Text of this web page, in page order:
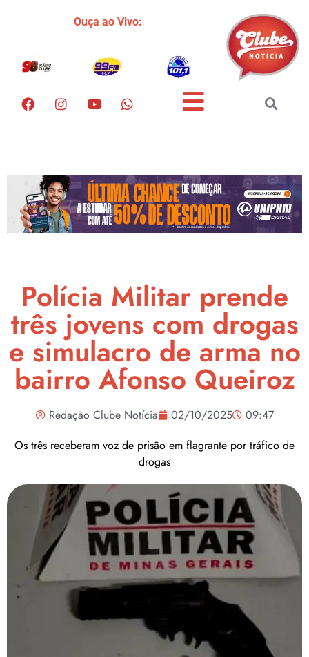
Ouça ao Vivo:
Polícia Militar prende
três jovens com drogas
e simulacro de arma no
bairro Afonso Queiroz
Redação Clube Notícia 02/10/2025
09:47
Os três receberam voz de prisão em flagrante por tráfico de
drogas